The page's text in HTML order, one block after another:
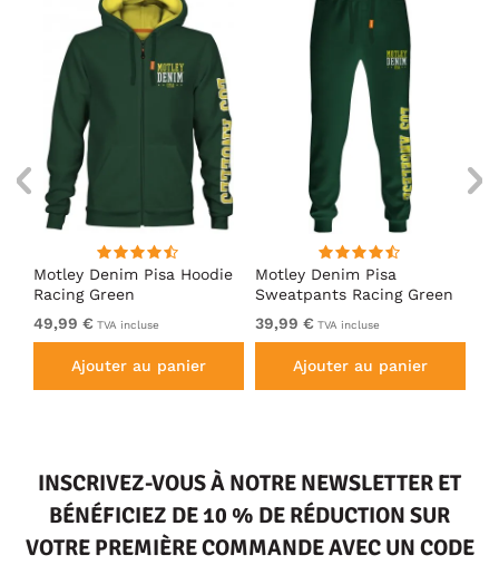
Motley Denim Pisa Hoodie
Racing Green
49,99 € TVA incluse
Ajouter au panier
Motley Denim Pisa
Sweatpants Racing Green
39,99 € TVA incluse
Ajouter au panier
INSCRIVEZ-VOUS À NOTRE NEWSLETTER ET
BÉNÉFICIEZ DE 10 % DE RÉDUCTION SUR
VOTRE PREMIÈRE COMMANDE AVEC UN CODE